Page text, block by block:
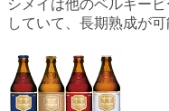
シメイは他のベルギー
していて、長期熟成が可